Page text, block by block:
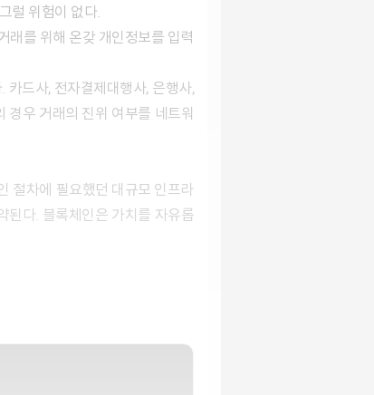
럴 위험이 없다.
를 위해 온갖 개인정보를 입력
드사, 전자결제대행사, 은행사,
경우 거래의 진위 여부를 네트워
절차에 필요했던 대규모 인프라
된다. 블록체인은 가치를 자유롭